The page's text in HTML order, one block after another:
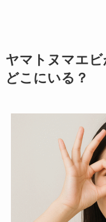
ヤマトヌマエビ
どこにいる？